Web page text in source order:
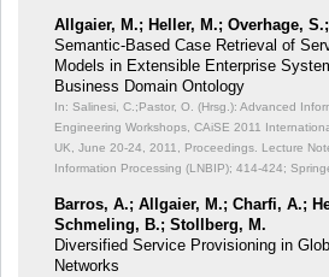
Allgaier, M.; Heller, M.; Overhage,
Semantic-Based Case Retrieval of
Models in Extensible Enterprise
Business Domain Ontology
In: Salinesi, C.;Pastor, O. (Hrsg.): Advanced
Engineering Workshops, CAiSE 2011
UK, June 20-24, 2011, Proceedings. Lecture
Information Processing (LNBIP); 414-424;
Barros, A.; Allgaier, M.; Charfi, A.;
Schmeling, B.; Stollberg, M.
Diversified Service Provisioning in
Networks